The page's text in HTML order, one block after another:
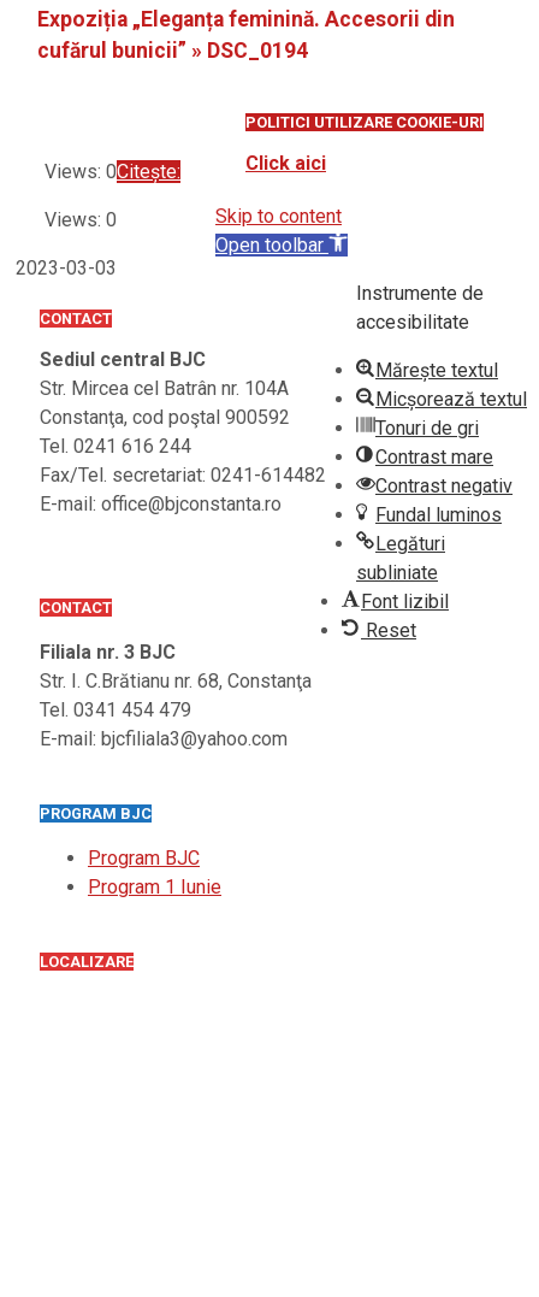
Expoziția „Eleganța feminină. Accesorii din
cufărul bunicii” » DSC_0194
Views: 0Citește:
Views: 0
2023-03-03
POLITICI UTILIZARE COOKIE-URI
Click aici
CONTACT
Sediul central BJC
Str. Mircea cel Batrân nr. 104A
Constanţa, cod poştal 900592
Tel. 0241 616 244
Fax/Tel. secretariat: 0241-614482
E-mail: office@bjconstanta.ro
CONTACT
Filiala nr. 3 BJC
Str. I. C.Brătianu nr. 68, Constanţa
Tel. 0341 454 479
E-mail: bjcfiliala3@yahoo.com
PROGRAM BJC
Program BJC
Program 1 Iunie
LOCALIZARE
Skip to content
Open toolbar
Instrumente de
accesibilitate
Mărește textul
Micșorează textul
Tonuri de gri
Contrast mare
Contrast negativ
Fundal luminos
Legături
subliniate
Font lizibil
Reset